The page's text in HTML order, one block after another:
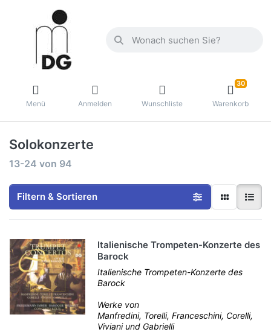
Menü Anmelden Wunschliste
30
Warenkorb
Solokonzerte
13-24 von 94
Filtern & Sortieren
Italienische Trompeten-Konzerte des
Barock
Italienische Trompeten-Konzerte des
Barock
Werke von
Manfredini, Torelli, Franceschini, Corelli,
Viviani und Gabrielli